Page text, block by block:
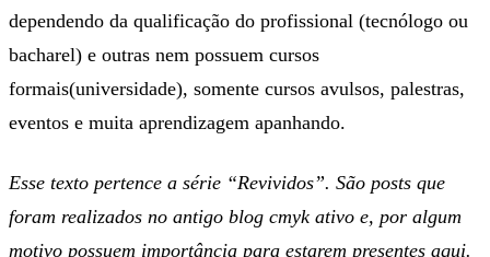
dependendo da qualificação do profissional (tecnólogo ou
bacharel) e outras nem possuem cursos
formais(universidade), somente cursos avulsos, palestras,
eventos e muita aprendizagem apanhando.
Esse texto pertence a série “Revividos”. São posts que
foram realizados no antigo blog cmyk ativo e, por algum
motivo possuem importância para estarem presentes aqui.